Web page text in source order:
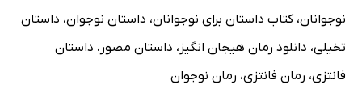
نوجوانان،کتاب داستان برای نوجوانان، داستان نوجوان، داستان
تخیلی، دانلود رمان هیجان انگیز ، داستان مصور ، داستان
فانتزی، رمان فانتزی، رمان نوجوان